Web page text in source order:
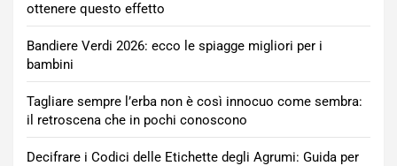
ottenere questo effetto
Bandiere Verdi 2026: ecco le spiagge migliori per i
bambini
Tagliare sempre l’erba non è così innocuo come sembra:
il retroscena che in pochi conoscono
Decifrare i Codici delle Etichette degli Agrumi: Guida per